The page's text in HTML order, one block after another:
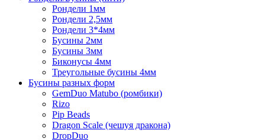
Рондели 1мм
Рондели 2,5мм
Рондели 3*4мм
Бусины 2мм
Бусины 3мм
Биконусы 4мм
Треугольные бусины 4мм
Бусины разных форм
GemDuo Matubo (ромбики)
Rizo
Pip Beads
Dragon Scale (чешуя дракона)
DropDuo